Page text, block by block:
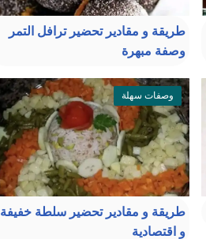
طريقة و مقادير تحضير ترافل التمر
وصفة مبهرة
وصفات سهلة
طريقة و مقادير تحضير سلطة خفيفة
و اقتصادية